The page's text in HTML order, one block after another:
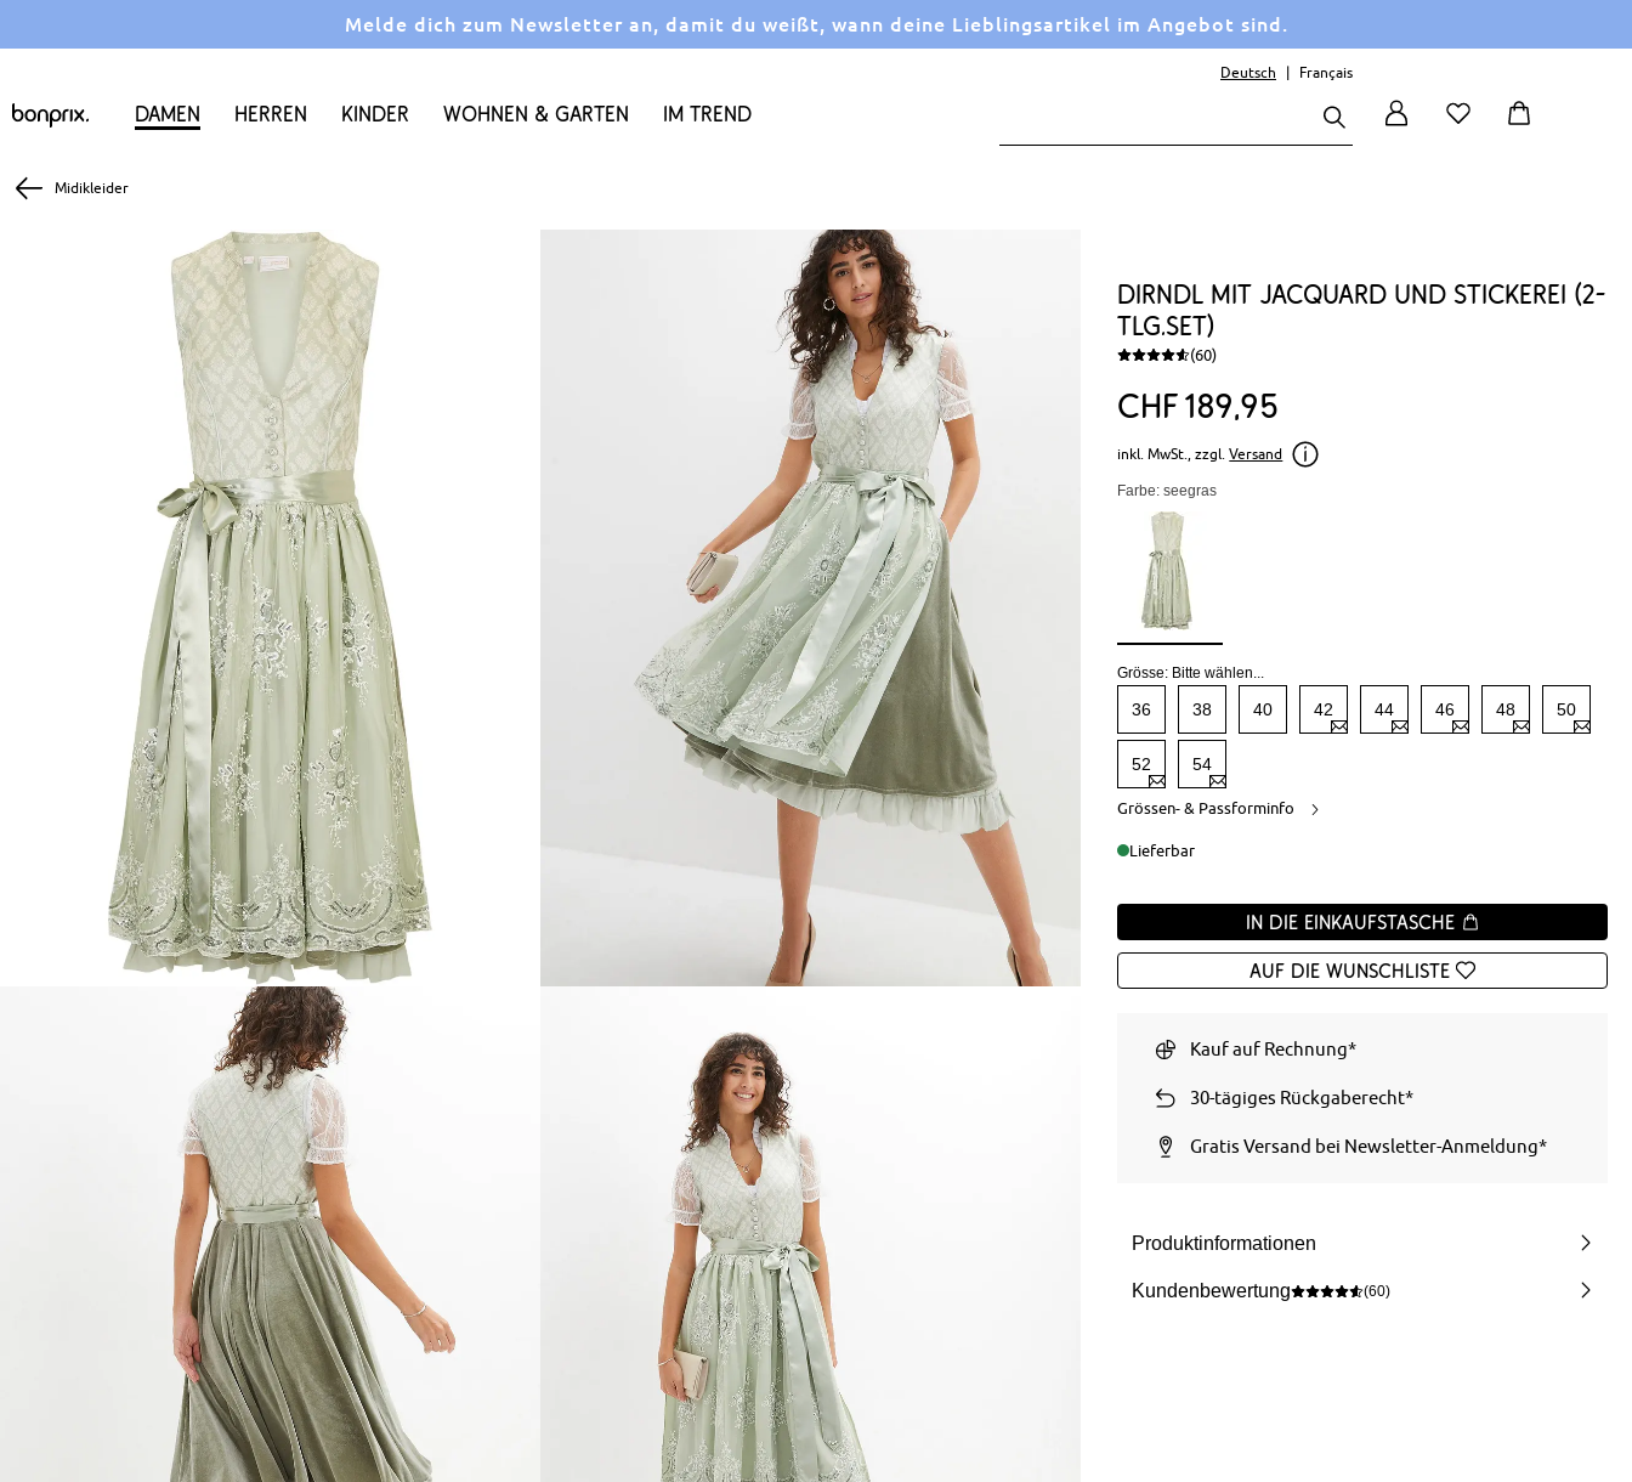
Melde dich zum Newsletter an, damit du weißt, wann deine Lieblingsartikel im Angebot sind.
Damen Herren Kinder Wohnen & Garten Im Trend
Deutsch Français
Midikleider
Dirndl mit Jacquard und Stickerei (2-
tlg.Set)
(60)
CHF189 95
inkl. MwSt., zzgl. Versand
Farbe: seegras
Grösse: Bitte wählen...
36 38 40 42 44 46 48 50
52 54
Grössen- & Passforminfo
Lieferbar
In die Einkaufstasche
Auf die Wunschliste
Kauf auf Rechnung*
30-tägiges Rückgaberecht*
Gratis Versand bei Newsletter-Anmeldung*
Produktinformationen
Kundenbewertung (60)